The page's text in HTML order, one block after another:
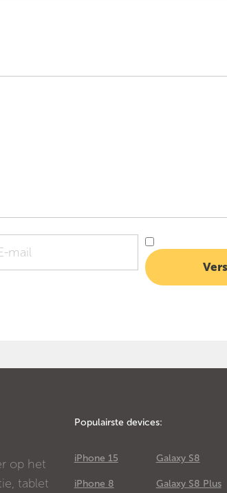
op het
tablet
Populairste devices:
iPhone 15
iPhone 8
Galaxy S8
Galaxy S8 Plus